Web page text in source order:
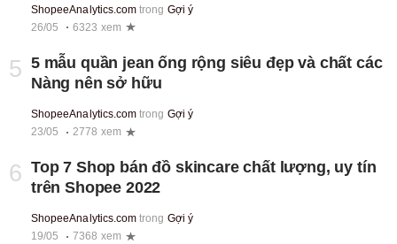
ShopeeAnalytics.com trong Gợi ý
26/05
6323 xem
5 5 mẫu quần jean ống rộng siêu đẹp và chất các
Nàng nên sở hữu
ShopeeAnalytics.com trong Gợi ý
23/05
2778 xem
6 Top 7 Shop bán đồ skincare chất lượng, uy tín
trên Shopee 2022
ShopeeAnalytics.com trong Gợi ý
19/05
7368 xem